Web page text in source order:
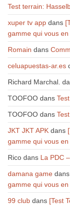
Test terrain:
xuper tv appdans
gamme qui vous
Romain dans
celuapuestas-ar.es
Richard Marchal.
TOOFOOdans
TOOFOOdans
JKT JKT APKdans
gamme qui vous
Ricodans La PDC
damana gamedans
gamme qui vous
99 clubdans [Test